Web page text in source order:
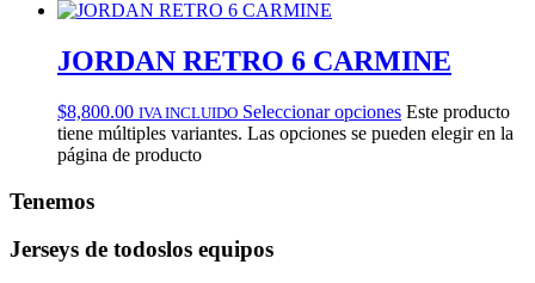
JORDAN RETRO 6 CARMINE
$8,800.00 IVA INCLUIDO Seleccionar opciones Este producto
tiene múltiples variantes. Las opciones se pueden elegir en la
página de producto
Tenemos
Jerseys de todoslos equipos